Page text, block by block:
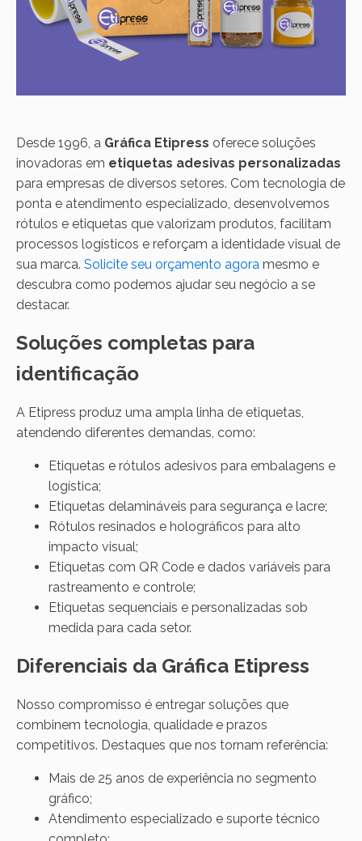
Desde 1996, a Gráfica Etipress oferece soluções
inovadoras em etiquetas adesivas personalizadas
para empresas de diversos setores. Com tecnologia de
ponta e atendimento especializado, desenvolvemos
rótulos e etiquetas que valorizam produtos, facilitam
processos logísticos e reforçam a identidade visual de
sua marca. Solicite seu orçamento agora mesmo e
descubra como podemos ajudar seu negócio a se
destacar.
Soluções completas para
identificação
A Etipress produz uma ampla linha de etiquetas,
atendendo diferentes demandas, como:
Etiquetas e rótulos adesivos para embalagens e
logística;
Etiquetas delamináveis para segurança e lacre;
Rótulos resinados e holográficos para alto
impacto visual;
Etiquetas com QR Code e dados variáveis para
rastreamento e controle;
Etiquetas sequenciais e personalizadas sob
medida para cada setor.
Diferenciais da Gráfica Etipress
Nosso compromisso é entregar soluções que
combinem tecnologia, qualidade e prazos
competitivos. Destaques que nos tornam referência:
Mais de 25 anos de experiência no segmento
gráfico;
Atendimento especializado e suporte técnico